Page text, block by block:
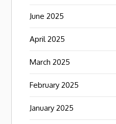
June 2025
April 2025
March 2025
February 2025
January 2025